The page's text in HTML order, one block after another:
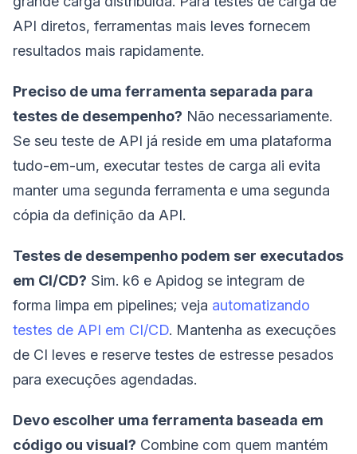
API diretos, ferramentas mais leves fornecem
resultados mais rapidamente.
Preciso de uma ferramenta separada para
testes de desempenho? Não necessariamente.
Se seu teste de API já reside em uma plataforma
tudo-em-um, executar testes de carga ali evita
manter uma segunda ferramenta e uma segunda
cópia da definição da API.
Testes de desempenho podem ser executados
em CI/CD? Sim. k6 e Apidog se integram de
forma limpa em pipelines; veja automatizando
testes de API em CI/CD. Mantenha as execuções
de CI leves e reserve testes de estresse pesados
para execuções agendadas.
Devo escolher uma ferramenta baseada em
código ou visual? Combine com quem mantém